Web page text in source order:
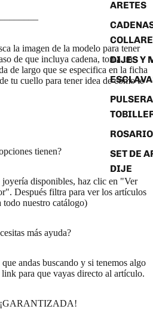
ARETES
DIJES Y
SET DE
DIJE
la imagen de la modelo para tener
de que incluya cadena, toma un
de largo que se especifica en la ficha
tu cuello para tener idea de cómo te
tienen?
joyería disponibles, haz clic en "Ver
Después filtra para ver los artículos
todo nuestro catálogo)
más ayuda?
andas buscando y si tenemos algo
para que vayas directo al artículo.